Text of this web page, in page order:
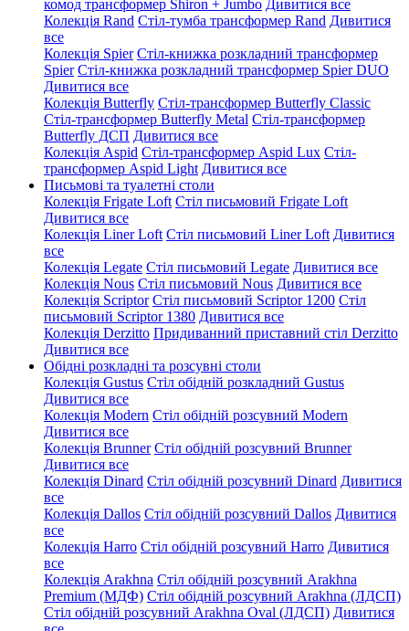
комод трансформер Shiron + Jumbo Дивитися все
Колекція Rand Стіл-тумба трансформер Rand Дивитися
все
Колекція Spier Стіл-книжка розкладний трансформер
Spier Стіл-книжка розкладний трансформер Spier DUO
Дивитися все
Колекція Butterfly Стіл-трансформер Butterfly Classic
Стіл-трансформер Butterfly Metal Стіл-трансформер
Butterfly ДСП Дивитися все
Колекція Aspid Стіл-трансформер Aspid Lux Стіл-
трансформер Aspid Light Дивитися все
Письмові та туалетні столи
Колекція Frigate Loft Стіл письмовий Frigate Loft
Дивитися все
Колекція Liner Loft Стіл письмовий Liner Loft Дивитися
все
Колекція Legate Стіл письмовий Legate Дивитися все
Колекція Nous Стіл письмовий Nous Дивитися все
Колекція Scriptor Стіл письмовий Scriptor 1200 Стіл
письмовий Scriptor 1380 Дивитися все
Колекція Derzitto Придиванний приставний стіл Derzitto
Дивитися все
Обідні розкладні та розсувні столи
Колекція Gustus Стіл обідній розкладний Gustus
Дивитися все
Колекція Modern Стіл обідній розсувний Modern
Дивитися все
Колекція Brunner Стіл обідній розсувний Brunner
Дивитися все
Колекція Dinard Стіл обідній розсувний Dinard Дивитися
все
Колекція Dallos Стіл обідній розсувний Dallos Дивитися
все
Колекція Harro Стіл обідній розсувний Harro Дивитися
все
Колекція Arakhna Стіл обідній розсувний Arakhna
Premium (МДФ) Стіл обідній розсувний Arakhna (ЛДСП)
Стіл обідній розсувний Arakhna Oval (ЛДСП) Дивитися